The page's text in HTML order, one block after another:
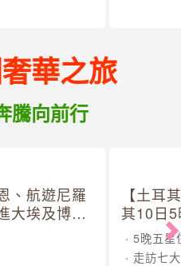
華之旅
騰向前行
、航遊尼羅
大埃及博物
【土耳
其10日
5晚五星
走訪七